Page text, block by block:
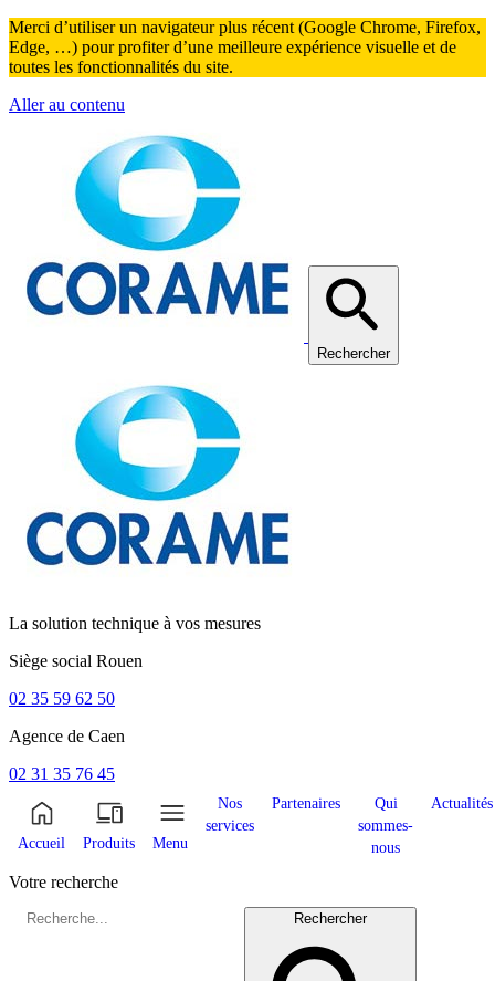
Merci d’utiliser un navigateur plus récent (Google Chrome, Firefox,
Edge, …) pour profiter d’une meilleure expérience visuelle et de
toutes les fonctionnalités du site.
Aller au contenu
Rechercher
La solution technique à vos mesures
Siège social Rouen
02 35 59 62 50
Agence de Caen
02 31 35 76 45
Accueil Produits Menu
Nos
services
Partenaires
Qui
sommes-
nous
Actualités
Votre recherche
Rechercher